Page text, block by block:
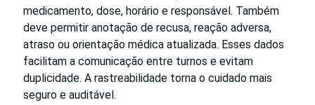
medicamento, dose, horário e responsável. Também
deve permitir anotação de recusa, reação adversa,
atraso ou orientação médica atualizada. Esses dados
facilitam a comunicação entre turnos e evitam
duplicidade. A rastreabilidade torna o cuidado mais
seguro e auditável.